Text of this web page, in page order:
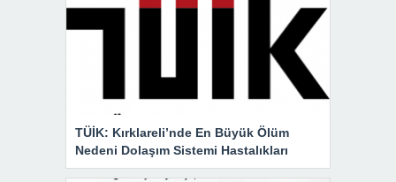
TÜİK: Kırklareli’nde En Büyük Ölüm
Nedeni Dolaşım Sistemi Hastalıkları